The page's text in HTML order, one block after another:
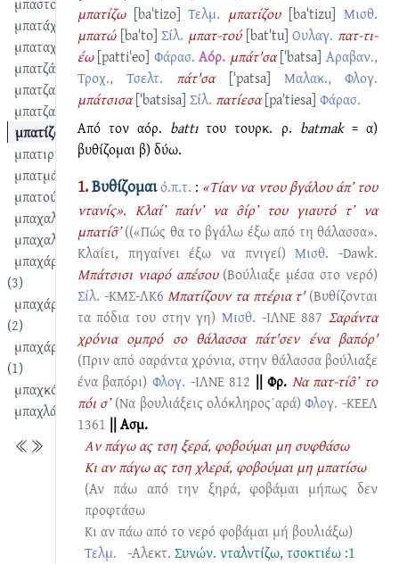
μπατάχι
μπαταχτσής
μπατζάκι
μπατζακλαντίζω
μπατζανάκης
μπατίζω
μπατιρντίζω
μπατμάνι
μπατούρντημα
μπαχαλού
μπαχαλούδια
μπαχάρι
(3)
μπαχάρι
(2)
μπαχάρι
(1)
μπαχκό
μπαχλάς
μπατίζω [baˈtizo] Τελμ. μπατίζου [baˈtizu] Μισθ.
μπατώ [baˈto] Σίλ. μπατ-τού [batˈtu] Ουλαγ. πατ-τι-
έω [pattiˈeo] Φάρασ. Αόρ. μπάτ'σα [ˈbatsa] Αραβαν.,
Τροχ., Τσελτ.
πάτ'σα [ˈpatsa]
Μαλακ., Φλογ.
μπάτσισα [ˈbatsisa] Σίλ. πατίεσα [paˈtiesa] Φάρασ.
Aπό τον αόρ. battıτου τουρκ. ρ. batmak= α)
βυθίζομαι β) δύω.
1.Βυθίζομαιό.π.τ. : «Τίαν να ντου βγάλου άπ’ του
ντανίς». Κλαί’ παίν’ να σ̑ίρ’ του γιαυτό τ’ να
μπατίσ̑’ ((«Πώς θα το βγάλω έξω από τη θάλασσα».
Κλαίει, πηγαίνει έξω να πνιγεί)Μισθ. -Dawk.
Μπάτσισι νιαρό απέσου (Boύλιαξε μέσα στο νερό)
Σίλ. -ΚΜΣ-ΛΚ6 Μπατίζουν τα πτέρια τ' (Βυθίζονται
τα πόδια του στην γη)Μισθ. -ΙΛΝΕ 887 Σαράντα
χρόνια ομπρό σο θάλασσα πάτ'σεν ένα βαπόρ'
(Πριν από σαράντα χρόνια, στην θάλασσα βούλιαξε
ένα βαπόρι) Φλογ. -ΙΛΝΕ 812 || Φρ. Να πατ-τίσ̑’ το
πόι σ’ (Να βουλιάξεις ολόκληρος˙αρά)Φλογ. -ΚΕΕΛ
1361 || Ασμ.
Aν πάγω ας τση ξερά, φοβούμαι μη συφθάσω
Kι αν πάγω ας τση χλερά, φοβούμαι μη μπατίσω
(Αν πάω από την ξηρά, φοβάμαι μήπως δεν
προφτάσω
Κι αν πάω από το νερό φοβάμαι μή βουλιάξω)
Τελμ. -Αλεκτ. Συνών. νταλντίζω, τσοκτιέω :1